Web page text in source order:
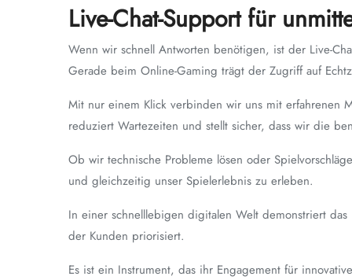
Live-Chat-Support für
Wenn wir schnell Antworten benötigen, ist der Live-
Gerade beim Online-Gaming trägt der Zugriff auf
Mit nur einem Klick verbinden wir uns mit erfahrenen
reduziert Wartezeiten und stellt sicher, dass wir die
Ob wir technische Probleme lösen oder
und gleichzeitig unser Spielerlebnis zu erleben.
In einer schnelllebigen digitalen Welt demonstriert
der Kunden priorisiert.
Es ist ein Instrument, das ihr Engagement für